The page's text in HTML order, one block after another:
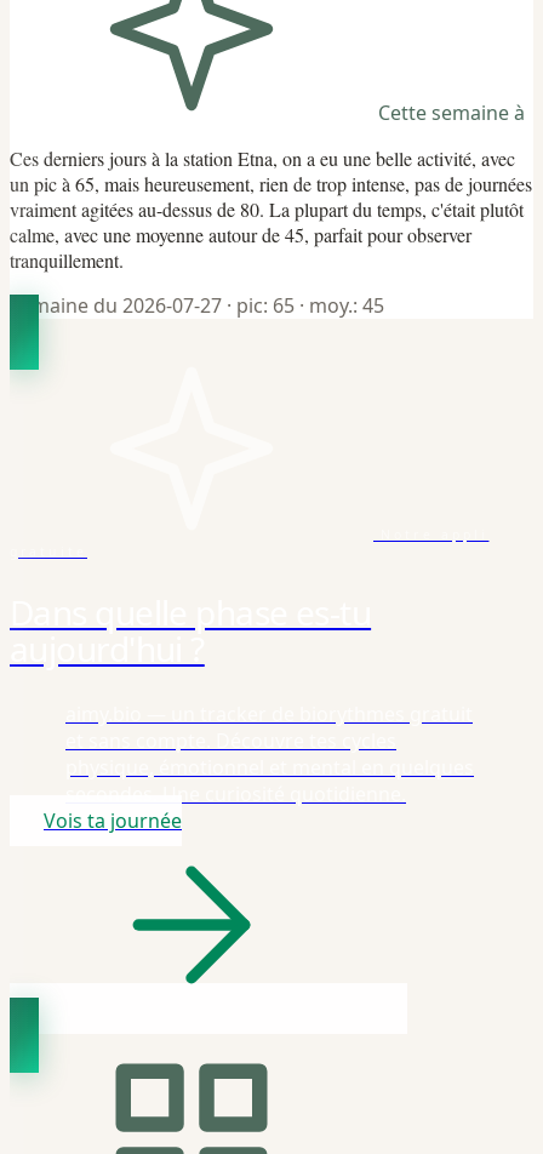
Cette semaine à
Ces derniers jours à la station Etna, on a eu une belle activité, avec
un pic à 65, mais heureusement, rien de trop intense, pas de journées
vraiment agitées au-dessus de 80. La plupart du temps, c'était plutôt
calme, avec une moyenne autour de 45, parfait pour observer
tranquillement.
Semaine du 2026-07-27 · pic: 65 · moy.: 45
Vois ta journée